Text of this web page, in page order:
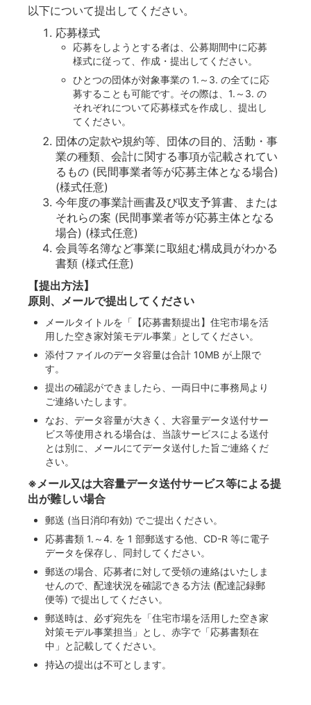
以下について提出してください。
応募様式
応募をしようとする者は、公募期間中に応募
様式に従って、作成・提出してください。
ひとつの団体が対象事業の 1.～3. の全てに応
募することも可能です。その際は、1.～3. の
それぞれについて応募様式を作成し、提出し
てください。
団体の定款や規約等、団体の目的、活動・事
業の種類、会計に関する事項が記載されてい
るもの (民間事業者等が応募主体となる場合)
(様式任意)
今年度の事業計画書及び収支予算書、または
それらの案 (民間事業者等が応募主体となる
場合) (様式任意)
会員等名簿など事業に取組む構成員がわかる
書類 (様式任意)
【提出方法】
原則、メールで提出してください
メールタイトルを「【応募書類提出】住宅市場を活
用した空き家対策モデル事業」としてください。
添付ファイルのデータ容量は合計 10MB が上限で
す。
提出の確認ができましたら、一両日中に事務局より
ご連絡いたします。
なお、データ容量が大きく、大容量データ送付サー
ビス等使用される場合は、当該サービスによる送付
とは別に、メールにてデータ送付した旨ご連絡くだ
さい。
※メール又は大容量データ送付サービス等による提
出が難しい場合
郵送 (当日消印有効) でご提出ください。
応募書類 1.～4. を 1 部郵送する他、CD-R 等に電子
データを保存し、同封してください。
郵送の場合、応募者に対して受領の連絡はいたしま
せんので、配達状況を確認できる方法 (配達記録郵
便等) で提出してください。
郵送時は、必ず宛先を「住宅市場を活用した空き家
対策モデル事業担当」とし、赤字で「応募書類在
中」と記載してください。
持込の提出は不可とします。